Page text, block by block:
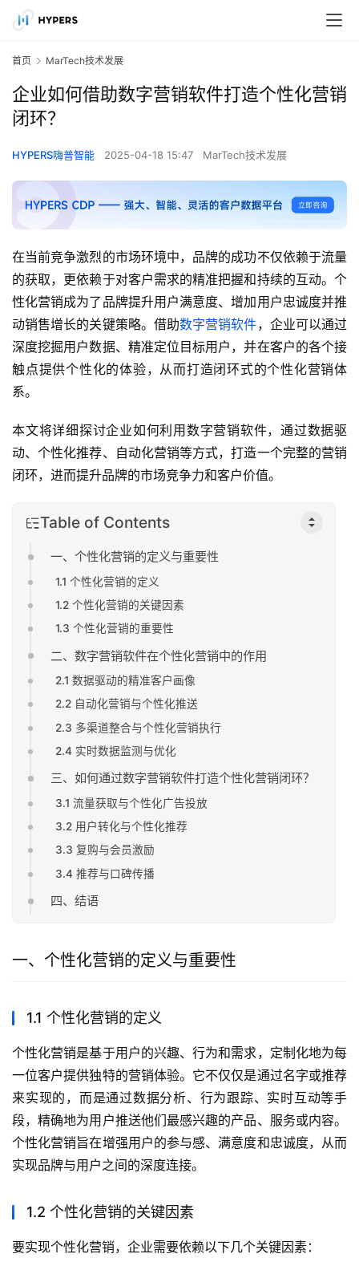
首页 MarTech技术发展
企业如何借助数字营销软件打造个性化营销
闭环？
HYPERS嗨普智能 2025-04-18 15:47 MarTech技术发展
在当前竞争激烈的市场环境中，品牌的成功不仅依赖于流量
的获取，更依赖于对客户需求的精准把握和持续的互动。个
性化营销成为了品牌提升用户满意度、增加用户忠诚度并推
动销售增长的关键策略。借助数字营销软件，企业可以通过
深度挖掘用户数据、精准定位目标用户，并在客户的各个接
触点提供个性化的体验，从而打造闭环式的个性化营销体
系。
本文将详细探讨企业如何利用数字营销软件，通过数据驱
动、个性化推荐、自动化营销等方式，打造一个完整的营销
闭环，进而提升品牌的市场竞争力和客户价值。
Table of Contents
一、个性化营销的定义与重要性
1.1 个性化营销的定义
1.2 个性化营销的关键因素
1.3 个性化营销的重要性
二、数字营销软件在个性化营销中的作用
2.1 数据驱动的精准客户画像
2.2 自动化营销与个性化推送
2.3 多渠道整合与个性化营销执行
2.4 实时数据监测与优化
三、如何通过数字营销软件打造个性化营销闭环？
3.1 流量获取与个性化广告投放
3.2 用户转化与个性化推荐
3.3 复购与会员激励
3.4 推荐与口碑传播
四、结语
一、个性化营销的定义与重要性
1.1 个性化营销的定义
个性化营销是基于用户的兴趣、行为和需求，定制化地为每
一位客户提供独特的营销体验。它不仅仅是通过名字或推荐
来实现的，而是通过数据分析、行为跟踪、实时互动等手
段，精确地为用户推送他们最感兴趣的产品、服务或内容。
个性化营销旨在增强用户的参与感、满意度和忠诚度，从而
实现品牌与用户之间的深度连接。
1.2 个性化营销的关键因素
要实现个性化营销，企业需要依赖以下几个关键因素：